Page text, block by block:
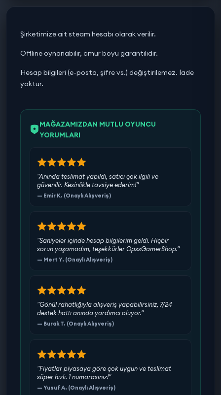
Şirketimize ait steam hesabı olarak verilir.
Offline oynanabilir, ömür boyu garantilidir.
Hesap bilgileri (e-posta, şifre vs.) değiştirilemez. İade
yoktur.
MAĞAZAMIZDAN MUTLU OYUNCU
YORUMLARI
"Anında teslimat yapıldı, satıcı çok ilgili ve
güvenilir. Kesinlikle tavsiye ederim!"
— Emir K. (Onaylı Alışveriş)
"Saniyeler içinde hesap bilgilerim geldi. Hiçbir
sorun yaşamadım, teşekkürler OpssGamerShop."
— Mert Y. (Onaylı Alışveriş)
"Gönül rahatlığıyla alışveriş yapabilirsiniz, 7/24
destek hattı anında yardımcı oluyor."
— Burak T. (Onaylı Alışveriş)
"Fiyatlar piyasaya göre çok uygun ve teslimat
süper hızlı. 1 numarasınız!"
— Yusuf A. (Onaylı Alışveriş)